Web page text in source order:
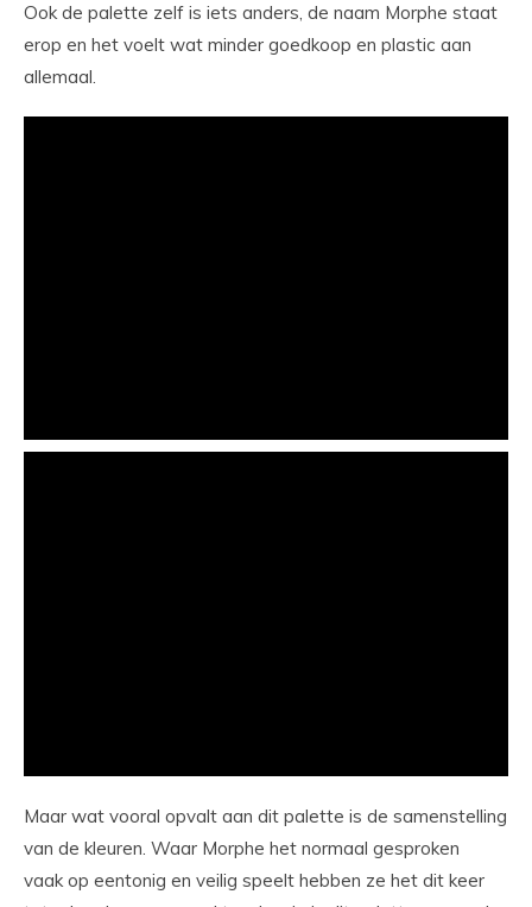
Ook de palette zelf is iets anders, de naam Morphe staat
erop en het voelt wat minder goedkoop en plastic aan
allemaal.
Maar wat vooral opvalt aan dit palette is de samenstelling
van de kleuren. Waar Morphe het normaal gesproken
vaak op eentonig en veilig speelt hebben ze het dit keer